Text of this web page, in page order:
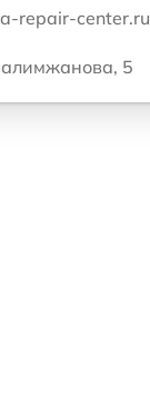
repair-center.ru
5